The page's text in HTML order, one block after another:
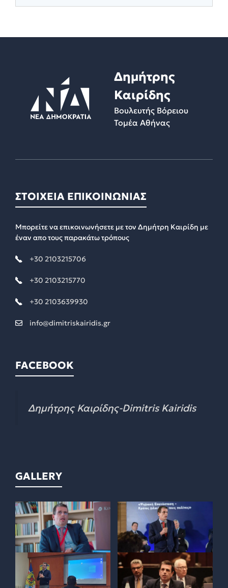
Δημήτρης
Καιρίδης
Βουλευτής Βόρειου
Τομέα Αθήνας
ΣΤΟΙΧΕΙΑ ΕΠΙΚΟΙΝΩΝΙΑΣ
Μπορείτε να επικοινωνήσετε με τον Δημήτρη Καιρίδη με
έναν απο τους παρακάτω τρόπους
+30 2103215706
+30 2103215770
+30 2103639930
info@dimitriskairidis.gr
FACEBOOK
Δημήτρης Καιρίδης-Dimitris Kairidis
GALLERY